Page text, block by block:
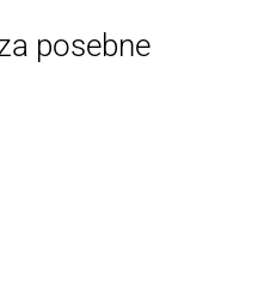
posebne